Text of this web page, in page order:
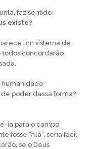
faz sentido
existe?
um sistema de
todos concordarão
humanidade
poder dessa forma?
ia para o campo
fosse “Alá”, seria fácil
se o Deus